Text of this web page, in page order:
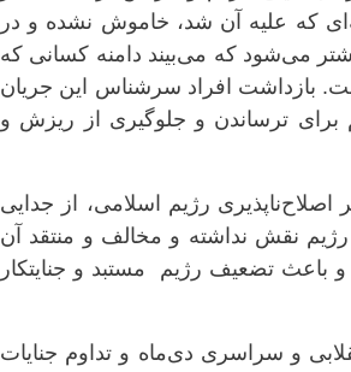
کە علیە آن شد، خاموش نشدە و در
می‌شود کە می‌بیند دامنە کسانی کە
بازداشت افراد سرشناس این جریان
ترساندن و جلوگیری از ریزش و
رژیم اسلامی، از جدایی
رژیم نقش نداشتە و مخالف و منتقد آن
باعث تضعیف رژیم مستبد و جنایتکار
و سراسری دی‌ماە و تداوم جنایات